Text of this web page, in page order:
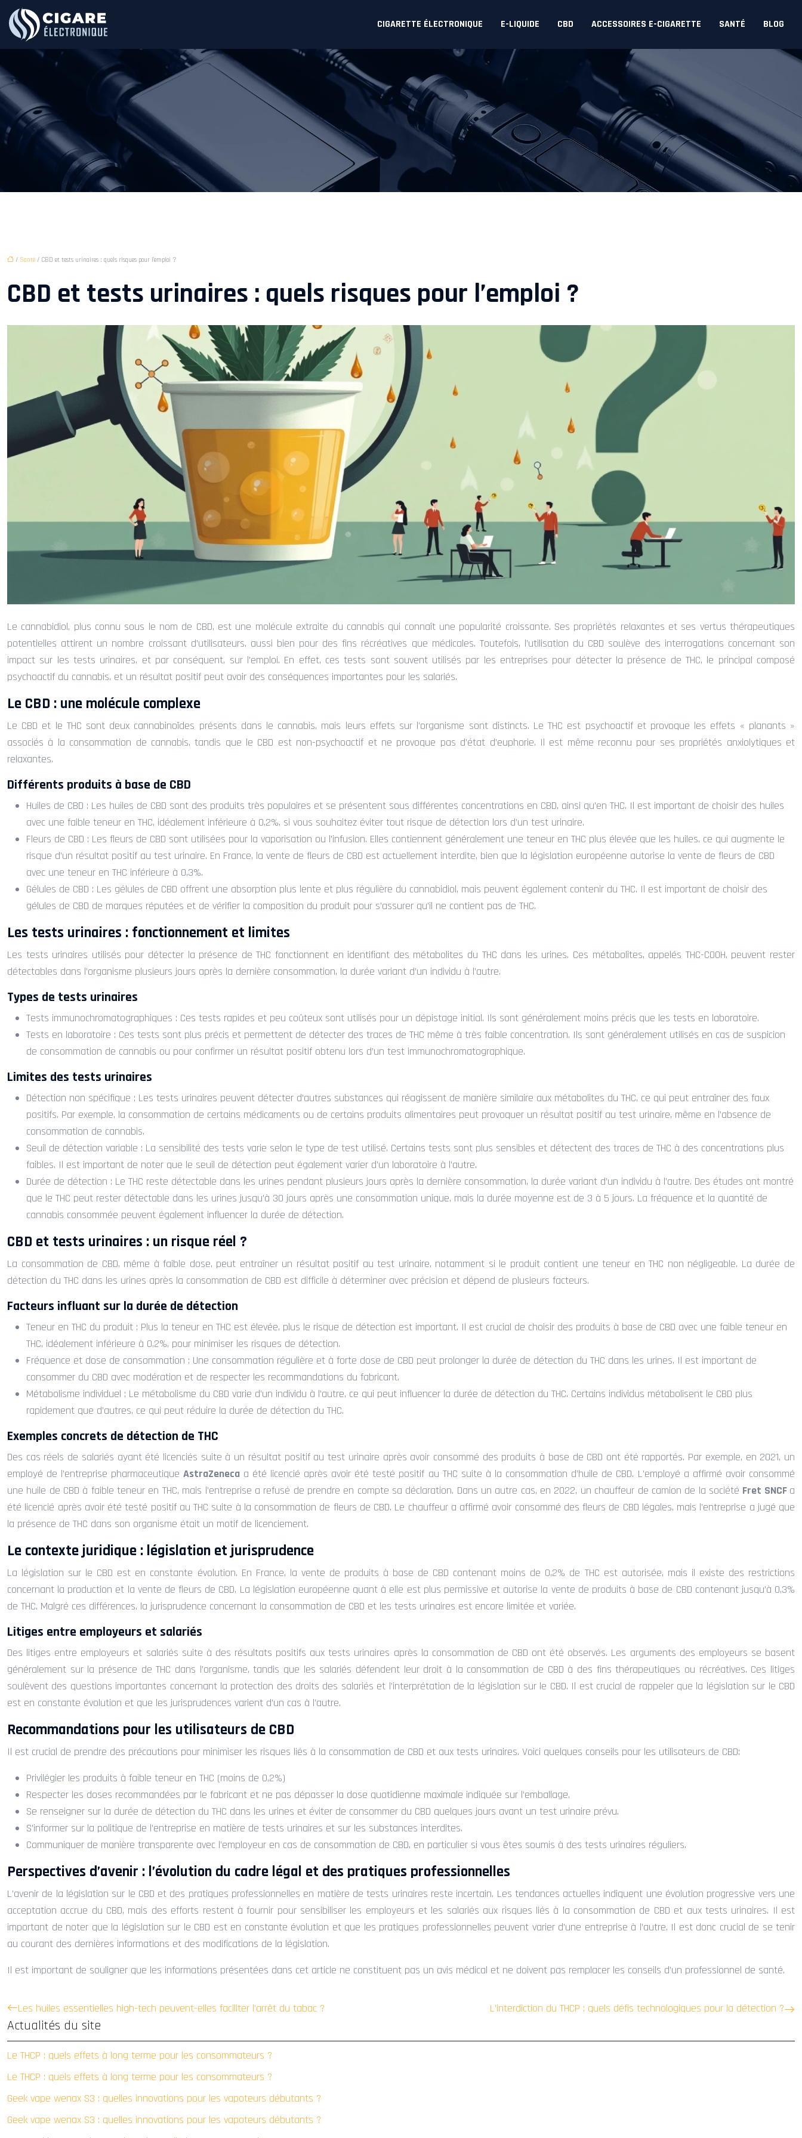
CIGARETTE ÉLECTRONIQUE E-LIQUIDE CBD ACCESSOIRES E-CIGARETTE SANTÉ BLOG
/ Santé / CBD et tests urinaires : quels risques pour l’emploi ?
CBD et tests urinaires : quels risques pour l’emploi ?
Le cannabidiol, plus connu sous le nom de CBD, est une molécule extraite du cannabis qui connaît une popularité croissante. Ses propriétés relaxantes et ses vertus thérapeutiques
potentielles attirent un nombre croissant d’utilisateurs, aussi bien pour des fins récréatives que médicales. Toutefois, l’utilisation du CBD soulève des interrogations concernant son
impact sur les tests urinaires, et par conséquent, sur l’emploi. En effet, ces tests sont souvent utilisés par les entreprises pour détecter la présence de THC, le principal composé
psychoactif du cannabis, et un résultat positif peut avoir des conséquences importantes pour les salariés.
Le CBD : une molécule complexe
Le CBD et le THC sont deux cannabinoïdes présents dans le cannabis, mais leurs effets sur l’organisme sont distincts. Le THC est psychoactif et provoque les effets « planants »
associés à la consommation de cannabis, tandis que le CBD est non-psychoactif et ne provoque pas d’état d’euphorie. Il est même reconnu pour ses propriétés anxiolytiques et
relaxantes.
Différents produits à base de CBD
Huiles de CBD : Les huiles de CBD sont des produits très populaires et se présentent sous différentes concentrations en CBD, ainsi qu’en THC. Il est important de choisir des huiles
avec une faible teneur en THC, idéalement inférieure à 0,2%, si vous souhaitez éviter tout risque de détection lors d’un test urinaire.
Fleurs de CBD : Les fleurs de CBD sont utilisées pour la vaporisation ou l’infusion. Elles contiennent généralement une teneur en THC plus élevée que les huiles, ce qui augmente le
risque d’un résultat positif au test urinaire. En France, la vente de fleurs de CBD est actuellement interdite, bien que la législation européenne autorise la vente de fleurs de CBD
avec une teneur en THC inférieure à 0,3%.
Gélules de CBD : Les gélules de CBD offrent une absorption plus lente et plus régulière du cannabidiol, mais peuvent également contenir du THC. Il est important de choisir des
gélules de CBD de marques réputées et de vérifier la composition du produit pour s’assurer qu’il ne contient pas de THC.
Les tests urinaires : fonctionnement et limites
Les tests urinaires utilisés pour détecter la présence de THC fonctionnent en identifiant des métabolites du THC dans les urines. Ces métabolites, appelés THC-COOH, peuvent rester
détectables dans l’organisme plusieurs jours après la dernière consommation, la durée variant d’un individu à l’autre.
Types de tests urinaires
Tests immunochromatographiques : Ces tests rapides et peu coûteux sont utilisés pour un dépistage initial. Ils sont généralement moins précis que les tests en laboratoire.
Tests en laboratoire : Ces tests sont plus précis et permettent de détecter des traces de THC même à très faible concentration. Ils sont généralement utilisés en cas de suspicion
de consommation de cannabis ou pour confirmer un résultat positif obtenu lors d’un test immunochromatographique.
Limites des tests urinaires
Détection non spécifique : Les tests urinaires peuvent détecter d’autres substances qui réagissent de manière similaire aux métabolites du THC, ce qui peut entraîner des faux
positifs. Par exemple, la consommation de certains médicaments ou de certains produits alimentaires peut provoquer un résultat positif au test urinaire, même en l’absence de
consommation de cannabis.
Seuil de détection variable : La sensibilité des tests varie selon le type de test utilisé. Certains tests sont plus sensibles et détectent des traces de THC à des concentrations plus
faibles. Il est important de noter que le seuil de détection peut également varier d’un laboratoire à l’autre.
Durée de détection : Le THC reste détectable dans les urines pendant plusieurs jours après la dernière consommation, la durée variant d’un individu à l’autre. Des études ont montré
que le THC peut rester détectable dans les urines jusqu’à 30 jours après une consommation unique, mais la durée moyenne est de 3 à 5 jours. La fréquence et la quantité de
cannabis consommée peuvent également influencer la durée de détection.
CBD et tests urinaires : un risque réel ?
La consommation de CBD, même à faible dose, peut entraîner un résultat positif au test urinaire, notamment si le produit contient une teneur en THC non négligeable. La durée de
détection du THC dans les urines après la consommation de CBD est difficile à déterminer avec précision et dépend de plusieurs facteurs.
Facteurs influant sur la durée de détection
Teneur en THC du produit : Plus la teneur en THC est élevée, plus le risque de détection est important. Il est crucial de choisir des produits à base de CBD avec une faible teneur en
THC, idéalement inférieure à 0,2%, pour minimiser les risques de détection.
Fréquence et dose de consommation : Une consommation régulière et à forte dose de CBD peut prolonger la durée de détection du THC dans les urines. Il est important de
consommer du CBD avec modération et de respecter les recommandations du fabricant.
Métabolisme individuel : Le métabolisme du CBD varie d’un individu à l’autre, ce qui peut influencer la durée de détection du THC. Certains individus métabolisent le CBD plus
rapidement que d’autres, ce qui peut réduire la durée de détection du THC.
Exemples concrets de détection de THC
Des cas réels de salariés ayant été licenciés suite à un résultat positif au test urinaire après avoir consommé des produits à base de CBD ont été rapportés. Par exemple, en 2021, un
employé de l’entreprise pharmaceutiqueAstraZeneca a été licencié après avoir été testé positif au THC suite à la consommation d’huile de CBD. L’employé a affirmé avoir consommé
une huile de CBD à faible teneur en THC, mais l’entreprise a refusé de prendre en compte sa déclaration. Dans un autre cas, en 2022, un chauffeur de camion de la société Fret SNCF a
été licencié après avoir été testé positif au THC suite à la consommation de fleurs de CBD. Le chauffeur a affirmé avoir consommé des fleurs de CBD légales, mais l’entreprise a jugé que
la présence de THC dans son organisme était un motif de licenciement.
Le contexte juridique : législation et jurisprudence
La législation sur le CBD est en constante évolution. En France, la vente de produits à base de CBD contenant moins de 0,2% de THC est autorisée, mais il existe des restrictions
concernant la production et la vente de fleurs de CBD. La législation européenne quant à elle est plus permissive et autorise la vente de produits à base de CBD contenant jusqu’à 0,3%
de THC. Malgré ces différences, la jurisprudence concernant la consommation de CBD et les tests urinaires est encore limitée et variée.
Litiges entre employeurs et salariés
Des litiges entre employeurs et salariés suite à des résultats positifs aux tests urinaires après la consommation de CBD ont été observés. Les arguments des employeurs se basent
généralement sur la présence de THC dans l’organisme, tandis que les salariés défendent leur droit à la consommation de CBD à des fins thérapeutiques ou récréatives. Ces litiges
soulèvent des questions importantes concernant la protection des droits des salariés et l’interprétation de la législation sur le CBD. Il est crucial de rappeler que la législation sur le CBD
est en constante évolution et que les jurisprudences varient d’un cas à l’autre.
Recommandations pour les utilisateurs de CBD
Il est crucial de prendre des précautions pour minimiser les risques liés à la consommation de CBD et aux tests urinaires. Voici quelques conseils pour les utilisateurs de CBD:
Privilégier les produits à faible teneur en THC (moins de 0,2%)
Respecter les doses recommandées par le fabricant et ne pas dépasser la dose quotidienne maximale indiquée sur l’emballage.
Se renseigner sur la durée de détection du THC dans les urines et éviter de consommer du CBD quelques jours avant un test urinaire prévu.
S’informer sur la politique de l’entreprise en matière de tests urinaires et sur les substances interdites.
Communiquer de manière transparente avec l’employeur en cas de consommation de CBD, en particulier si vous êtes soumis à des tests urinaires réguliers.
Perspectives d’avenir : l’évolution du cadre légal et des pratiques professionnelles
L’avenir de la législation sur le CBD et des pratiques professionnelles en matière de tests urinaires reste incertain. Les tendances actuelles indiquent une évolution progressive vers une
acceptation accrue du CBD, mais des efforts restent à fournir pour sensibiliser les employeurs et les salariés aux risques liés à la consommation de CBD et aux tests urinaires. Il est
important de noter que la législation sur le CBD est en constante évolution et que les pratiques professionnelles peuvent varier d’une entreprise à l’autre. Il est donc crucial de se tenir
au courant des dernières informations et des modifications de la législation.
Il est important de souligner que les informations présentées dans cet article ne constituent pas un avis médical et ne doivent pas remplacer les conseils d’un professionnel de santé.
Les huiles essentielles high-tech peuvent-elles faciliter l’arrêt du tabac ? L’interdiction du THCP : quels défis technologiques pour la détection ?
Actualités du site
Le THCP : quels effets à long terme pour les consommateurs ?
Le THCP : quels effets à long terme pour les consommateurs ?
Geek vape wenax S3 : quelles innovations pour les vapoteurs débutants ?
Geek vape wenax S3 : quelles innovations pour les vapoteurs débutants ?